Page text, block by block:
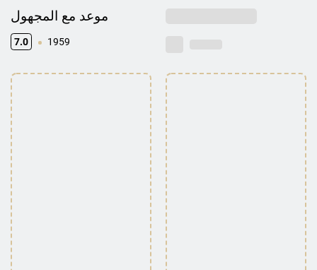
موعد مع المجهول
7.0 1959